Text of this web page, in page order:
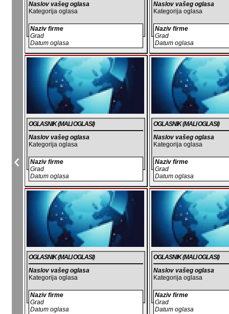
Naslov vašeg oglasa
Kategorija oglasa
Naziv firme
Grad
Datum oglasa
Naslov vašeg oglasa
Kategorija oglasa
Naziv firme
Grad
Datum oglasa
OGLASNIK (MALI OGLASI)
Naslov vašeg oglasa
Kategorija oglasa
Naziv firme
Grad
Datum oglasa
OGLASNIK (MALI OGLASI)
Naslov vašeg oglasa
Kategorija oglasa
Naziv firme
Grad
Datum oglasa
OGLASNIK (MALI OGLASI)
Naslov vašeg oglasa
Kategorija oglasa
Naziv firme
Grad
Datum oglasa
OGLASNIK (MALI OGLASI)
Naslov vašeg oglasa
Kategorija oglasa
Naziv firme
Grad
Datum oglasa